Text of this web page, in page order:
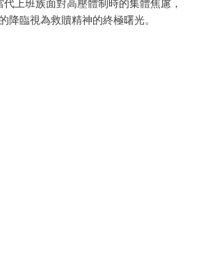
上班族面對高壓體制時的集體焦慮，
降臨視為救贖精神的終極曙光。